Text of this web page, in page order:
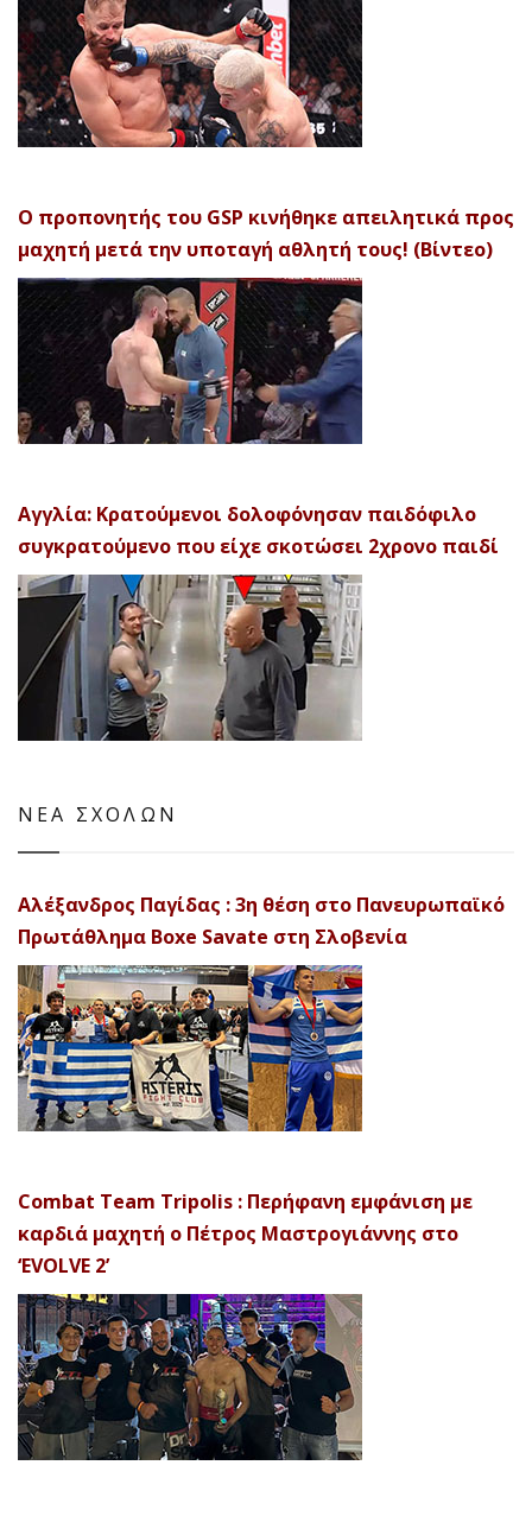
Ο προπονητής του GSP κινήθηκε απειλητικά προς
μαχητή μετά την υποταγή αθλητή τους! (Βίντεο)
Αγγλία: Κρατούμενοι δολοφόνησαν παιδόφιλο
συγκρατούμενο που είχε σκοτώσει 2χρονο παιδί
ΝΕΑ ΣΧΟΛΩΝ
Αλέξανδρος Παγίδας : 3η θέση στο Πανευρωπαϊκό
Πρωτάθλημα Boxe Savate στη Σλοβενία
Combat Team Tripolis : Περήφανη εμφάνιση με
καρδιά μαχητή ο Πέτρος Μαστρογιάννης στο
‘EVOLVE 2’